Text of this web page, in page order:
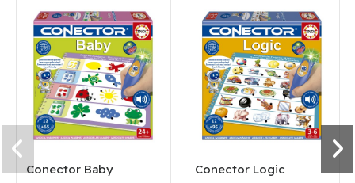
Conector Baby Conector Logic